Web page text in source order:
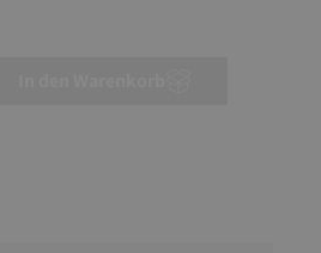
den gewünschten Wert